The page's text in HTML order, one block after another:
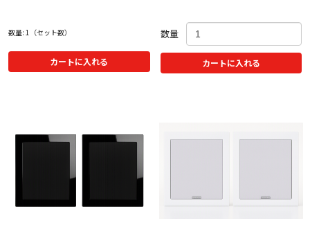
数量: 1（セット数）
カートに入れる
数量
カートに入れる